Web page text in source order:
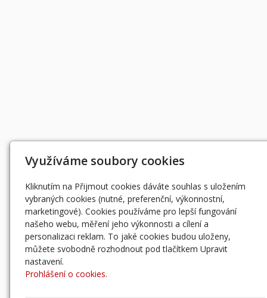
Využíváme soubory cookies
Kliknutím na Přijmout cookies dáváte souhlas s uložením
vybraných cookies (nutné, preferenční, výkonnostní,
marketingové). Cookies používáme pro lepší fungování
našeho webu, měření jeho výkonnosti a cílení a
personalizaci reklam. To jaké cookies budou uloženy,
můžete svobodně rozhodnout pod tlačítkem Upravit
nastavení.
Prohlášení o cookies.